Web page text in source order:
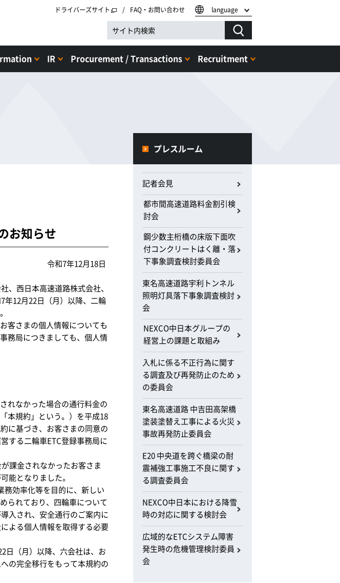
ドライバーズサイト FAQ・お問い合わせ language
IR Procurement / Transactions Recruitment
お知らせ
18日
、西日本高速道路株式会社、
年12月22日（月）以降、二輪
客さまの個人情報についても
務局につきましても、個人情
れなかった場合の通行料金の
本規約」という。）を平成18
に基づき、お客さまの同意の
する二輪車ETC登録事務局に
課金されなかったお客さま
能となりました。
効率化等を目的に、新しい
られており、四輪車について
入され、安全通行のご案内に
よる個人情報を取得する必要
日（月）以降、六会社は、お
の完全移行をもって本規約の
プレスルーム
記者会見
都市間高速道路料金割引検
討会
鋼少数主桁橋の床版下面吹
付コンクリートはく離・落
下事象調査検討委員会
東名高速道路宇利トンネル
照明灯具落下事象調査検討
会
NEXCO中日本グループの
経営上の課題と取組み
入札に係る不正行為に関す
る調査及び再発防止のため
の委員会
東名高速道路 中吉田高架橋
塗装塗替え工事による火災
事故再発防止委員会
E20 中央道を跨ぐ橋梁の耐
震補強工事施工不良に関す
る調査委員会
NEXCO中日本における降雪
時の対応に関する検討会
広域的なETCシステム障害
発生時の危機管理検討委員
会